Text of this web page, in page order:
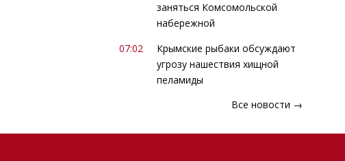
заняться Комсомольской
набережной
07:02
Крымские рыбаки обсуждают
угрозу нашествия хищной
пеламиды
Все новости →